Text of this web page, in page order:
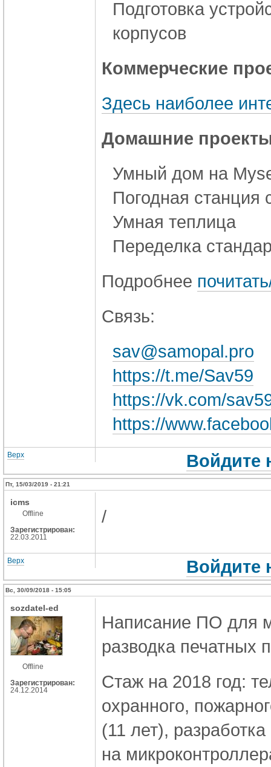
Подготовка
корпусов
Коммерческие
Здесь наиболее
Домашние
Умный дом на
Погодная
Умная теплица
Переделка
Подробнее
Связь:
sav@samopal.pro
https://t.me/Sav59
https://vk.com/
https://
Верх Войдите
Пт, 15/03/2019 - 21:21
icms
Offline
Зарегистрирован:
22.03.2011
/
Верх Войдите
Вс, 30/09/2018 - 15:05
sozdatel-ed
Offline
Зарегистрирован:
24.12.2014
Написание ПО для
разводка печатных
Стаж на 2018 год:
охранного,
(11 лет),
на